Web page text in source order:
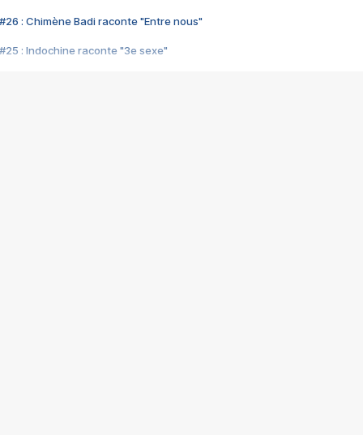
#26 : Chimène Badi raconte "Entre nous"
#25 : Indochine raconte "3e sexe"